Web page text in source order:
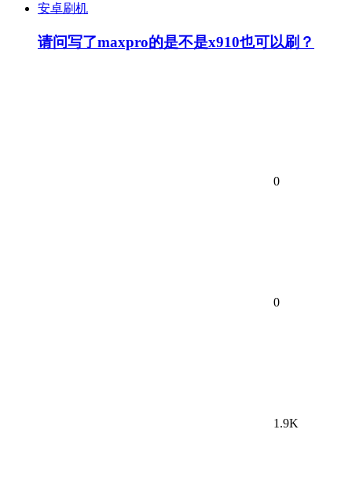
安卓刷机
请问写了maxpro的是不是x910也可以刷？
0
0
1.9K